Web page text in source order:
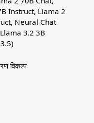
Instruct, Llama 2
Neural Chat
3.2 3B
विकल्प